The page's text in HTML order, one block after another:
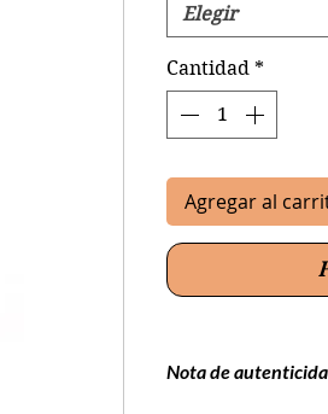
Elegir
Cantidad *
Agregar al
Nota de